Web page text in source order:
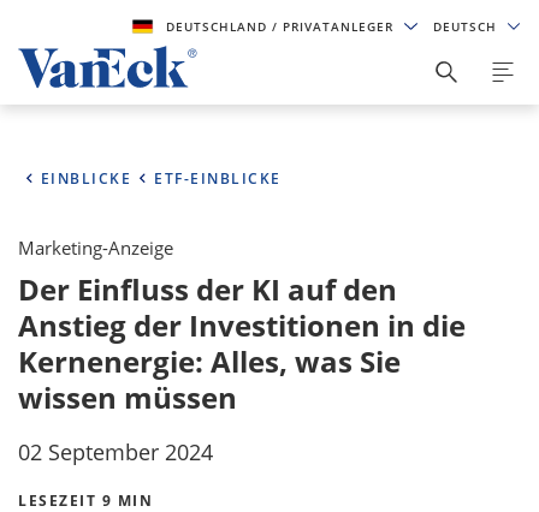
DEUTSCHLAND/ PRIVATANLEGER DEUTSCH
EINBLICKE ETF-EINBLICKE
Marketing-Anzeige
Der Einfluss der KI auf den
Anstieg der Investitionen in die
Kernenergie: Alles, was Sie
wissen müssen
02 September 2024
LESEZEIT 9 MIN